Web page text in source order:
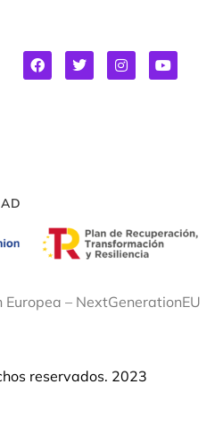
– NextGenerationEU
reservados. 2023